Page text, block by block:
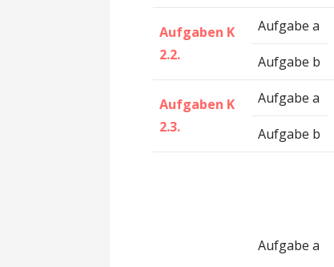
Aufgaben K
2.2.
Aufgabe a
Aufgabe b
Aufgaben K
2.3.
Aufgabe a
Aufgabe b
Aufgabe a